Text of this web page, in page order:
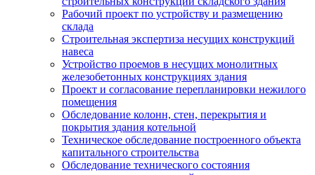
Рабочий проект по устройству и размещению
склада
Строительная экспертиза несущих конструкций
навеса
Устройство проемов в несущих монолитных
железобетонных конструкциях здания
Проект и согласование перепланировки нежилого
помещения
Обследование колонн, стен, перекрытия и
покрытия здания котельной
Техническое обследование построенного объекта
капитального строительства
Обследование технического состояния